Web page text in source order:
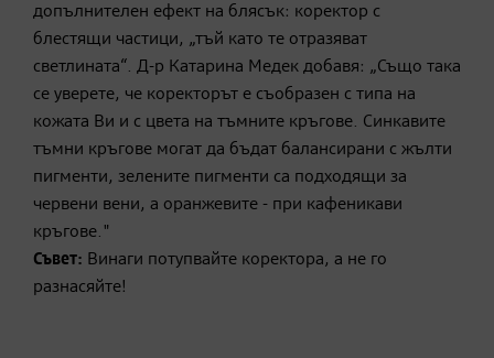
допълнителен ефект на блясък: коректор с
блестящи частици, „тъй като те отразяват
светлината“. Д-р Катарина Медек добавя: „Също така
се уверете, че коректорът е съобразен с типа на
кожата Ви и с цвета на тъмните кръгове. Синкавите
тъмни кръгове могат да бъдат балансирани с жълти
пигменти, зелените пигменти са подходящи за
червени вени, а оранжевите - при кафеникави
кръгове."
Съвет: Винаги потупвайте коректора, а не го
разнасяйте!